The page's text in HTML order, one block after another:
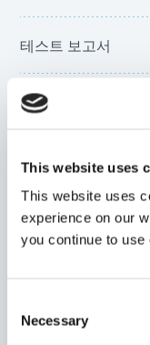
This website uses
This website uses
experience on our
you continue to use
Selection
Necessary
테스트 보고서
부품 조립
경화 시간 권장 사항
빛 투과율
열 노화